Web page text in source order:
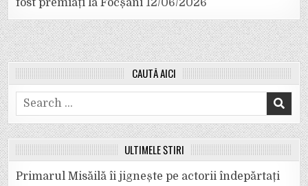
CAUTĂ AICI
Search
for:
ULTIMELE ȘTIRI
Primarul Misăilă îi jignește pe actorii îndepărtați